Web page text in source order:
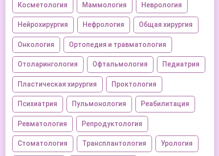
Косметология Маммология Неврология
Нейрохирургия Нефрология Общая хирургия
Онкология Ортопедия и травматология
Отоларингология Офтальмология Педиатрия
Пластическая хирургия Проктология
Психиатрия Пульмонология Реабилитация
Ревматология Репродуктология
Стоматология Трансплантология Урология